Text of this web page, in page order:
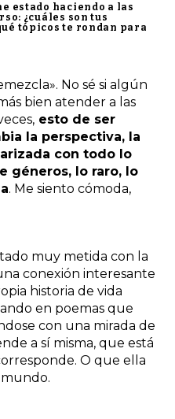
estado haciendo a las
¿cuáles son tus
tópicos te rondan para
No sé si algún
bien atender a las
esto de ser
la perspectiva, la
con todo lo
géneros, lo raro, lo
. Me siento cómoda,
muy metida con la
conexión interesante
historia de vida
en poemas que
con una mirada de
a sí misma, que está
O que ella